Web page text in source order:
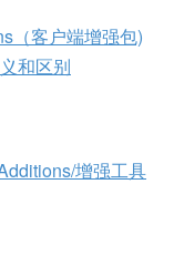
（客户端增强包)
和区别
增强工具